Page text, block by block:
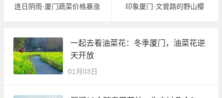
连日阴雨·厦门蔬菜价格暴涨
印象厦门·文曾路的野山樱
一起去看油菜花：冬季厦门，油菜花逆
天开放
01月03日